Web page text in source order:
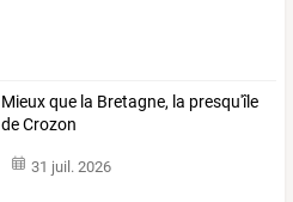
Mieux que la Bretagne, la presqu'île
de Crozon
31 juil. 2026